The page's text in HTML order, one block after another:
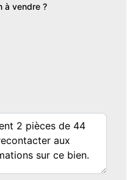
escalier de service,
vous offrir un confort de vie
à vendre ?